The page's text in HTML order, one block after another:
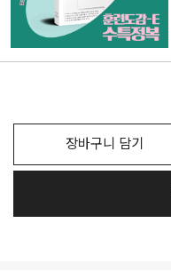
장바구니 담기